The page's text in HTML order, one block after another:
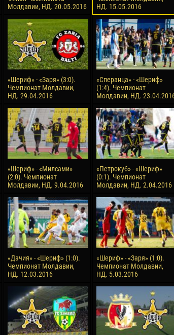
Soumaila MAGASSOUBA
10 July
Bourama FOMBA
15 July
Ivan DYULGEROV
17 July
Jair Ameth MODELO HERRERA
Молдавии, НД. 20.05.2016
НД. 15.05.2016
«Шериф» - «Заря» (3:0).
Чемпионат Молдавии,
НД. 29.04.2016
«Сперанца» - «Шериф»
(1:4). Чемпионат
Молдавии, НД.
«Шериф» - «Милсами»
(2:0). Чемпионат
Молдавии, НД. 9.04.2016
«Петрокуб» - «Шериф»
(0:1). Чемпионат
Молдавии, НД. 2.04.2016
«Дачия» - «Шериф» (1:0).
Чемпионат Молдавии,
НД. 12.03.2016
«Шериф» - «Заря» (1:0).
Чемпионат Молдавии,
НД. 5.03.2016